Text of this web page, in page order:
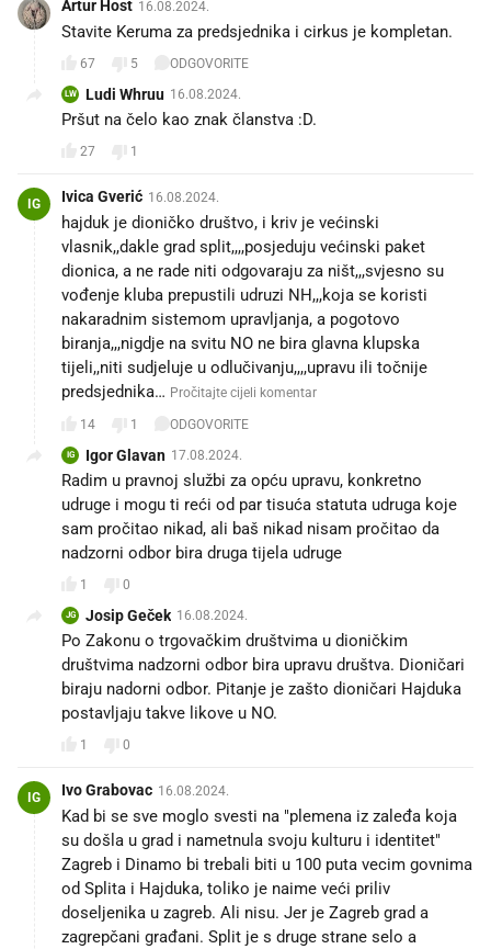
Artur Host 16.08.2024.
Stavite Keruma za predsjednika i cirkus je kompletan.
67 5 ODGOVORITE
LW Ludi Whruu 16.08.2024.
Pršut na čelo kao znak članstva :D.
27 1
IG Ivica Gverić 16.08.2024.
hajduk je dioničko društvo, i kriv je većinski
vlasnik,,dakle grad split,,,,posjeduju većinski paket
dionica, a ne rade niti odgovaraju za ništ,,,svjesno su
vođenje kluba prepustili udruzi NH,,,koja se koristi
nakaradnim sistemom upravljanja, a pogotovo
biranja,,,nigdje na svitu NO ne bira glavna klupska
tijeli,,niti sudjeluje u odlučivanju,,,,upravu ili točnije
predsjednika… Pročitajte cijeli komentar
14 1 ODGOVORITE
IG Igor Glavan 17.08.2024.
Radim u pravnoj službi za opću upravu, konkretno
udruge i mogu ti reći od par tisuća statuta udruga koje
sam pročitao nikad, ali baš nikad nisam pročitao da
nadzorni odbor bira druga tijela udruge
1 0
JG Josip Geček 16.08.2024.
Po Zakonu o trgovačkim društvima u dioničkim
društvima nadzorni odbor bira upravu društva. Dioničari
biraju nadorni odbor. Pitanje je zašto dioničari Hajduka
postavljaju takve likove u NO.
1 0
IG Ivo Grabovac 16.08.2024.
Kad bi se sve moglo svesti na "plemena iz zaleđa koja
su došla u grad i nametnula svoju kulturu i identitet"
Zagreb i Dinamo bi trebali biti u 100 puta vecim govnima
od Splita i Hajduka, toliko je naime veći priliv
doseljenika u zagreb. Ali nisu. Jer je Zagreb grad a
zagrepčani građani. Split je s druge strane selo a